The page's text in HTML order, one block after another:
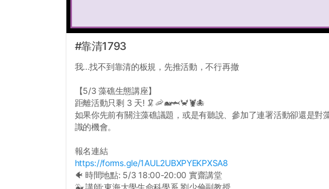
#靠清1793
我...找不到靠清的板規，先推活動，不行再撤
【5/3 藻礁生態講座】
距離活動只剩 3 天! 🦑🦐🐋🦈🦀🦞🐙
如果你先前有關注藻礁議題，或是有聽說、參加了連署活動卻還是
識的機會。
報名連結
https://forms.gle/1AUL2UBXPYEKPXSA8
🐠 時間地點: 5/3 18:00-20:00 實齋講堂
🐳 講師:東海大學生命科學系 劉少倫副教授